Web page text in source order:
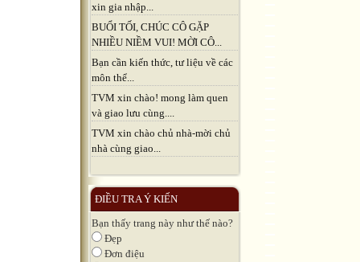
xin gia nhập...
BUỔI TỐI, CHÚC CÔ GẶP
NHIỀU NIỀM VUI! MỜI CÔ...
Bạn cần kiến thức, tư liệu về các
môn thể...
TVM xin chào! mong làm quen
và giao lưu cùng....
TVM xin chào chủ nhà-mời chủ
nhà cùng giao...
ĐIỀU TRA Ý KIẾN
Bạn thấy trang này như thế nào?
Đẹp
Đơn điệu